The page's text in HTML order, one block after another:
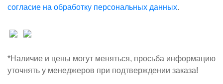
согласие на обработку персональных данных.
*Наличие и цены могут меняться, просьба информацию
уточнять у менеджеров при подтверждении заказа!